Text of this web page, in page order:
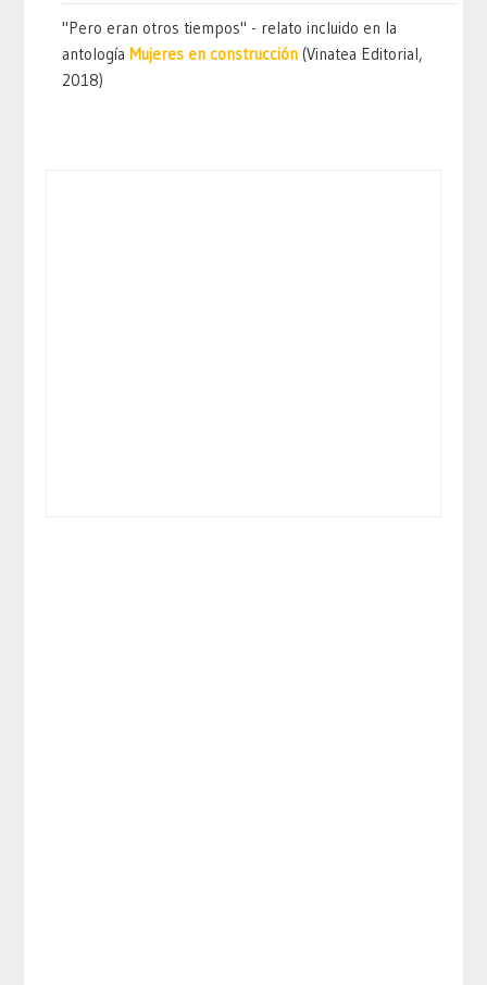
"Pero eran otros tiempos" - relato incluido en la
antología Mujeres en construcción (Vinatea Editorial,
2018)